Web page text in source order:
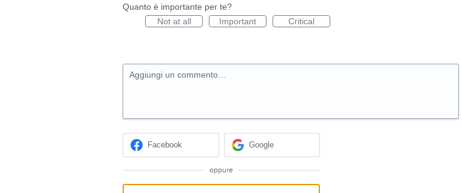
Quanto è importante per te?
Not at all
Important Critical
Aggiungi un commento…
Facebook Google
oppure